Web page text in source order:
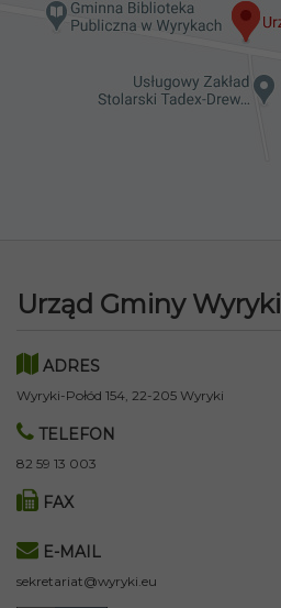
Urząd Gminy Wyryki
ADRES
Wyryki-Połód 154, 22-205 Wyryki
TELEFON
82 59 13 003
FAX
E-MAIL
sekretariat@wyryki.eu